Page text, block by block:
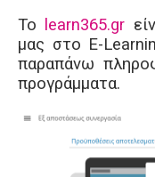
To learn365.gr
μας στο E-
παραπάνω
προγράμματα.